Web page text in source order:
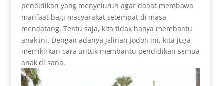
pendidikan yang menyeluruh agar dapat membawa
manfaat bagi masyarakat setempat di masa
mendatang. Tentu saja, kita tidak hanya membantu
anak ini. Dengan adanya jalinan jodoh ini, kita juga
memikirkan cara untuk membantu pendidikan semua
anak di sana.